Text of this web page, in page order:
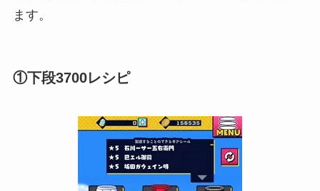
ます。
①下段3700レシピ